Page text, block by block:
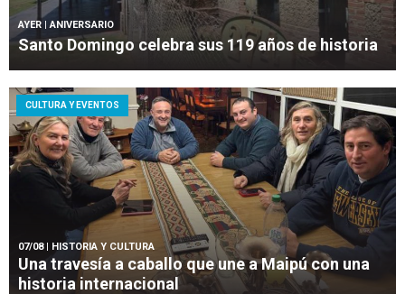
AYER | ANIVERSARIO
Santo Domingo celebra sus 119 años de historia
CULTURA Y EVENTOS
07/08| HISTORIA Y CULTURA
Una travesía a caballo que une a Maipú con una
historia internacional